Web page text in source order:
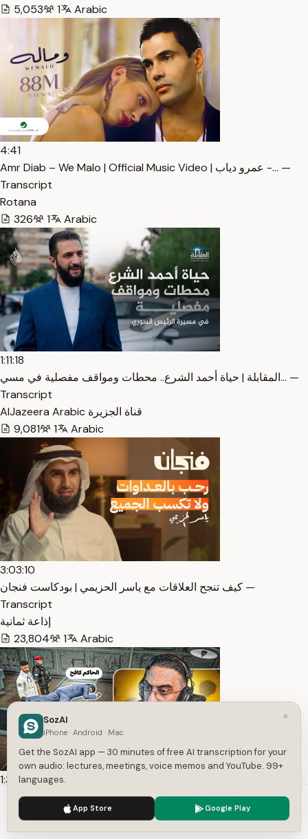
5,053
1 Arabic
4:41
Amr Diab – We Malo | Official Music Video | عمرو دياب -… —
Transcript
Rotana
326
1 Arabic
1:11:18
المقابلة | حياة أحمد الشرع.. محطات ومواقف مفصلية في مسي… —
Transcript
AlJazeera Arabic قناة الجزيرة
9,081
1 Arabic
3:03:10
كيف تنجح العلاقات مع ياسر الحزيمي | بودكاست فنجان —
Transcript
إذاعة ثمانية
23,804
1 Arabic
1:31:04
جثة كافح المكافح ونهاية مسيرته ؟☠️ — Transcript
#بني_ دربحه
13,901
We use cookies to enhance your experience.
×
SozAI
iPhone · Android · Mac
Get the SozAI app — 30 minutes of free AI transcription for your
own audio: lectures, meetings, voice memos and YouTube. 99+
languages.
App Store Google Play